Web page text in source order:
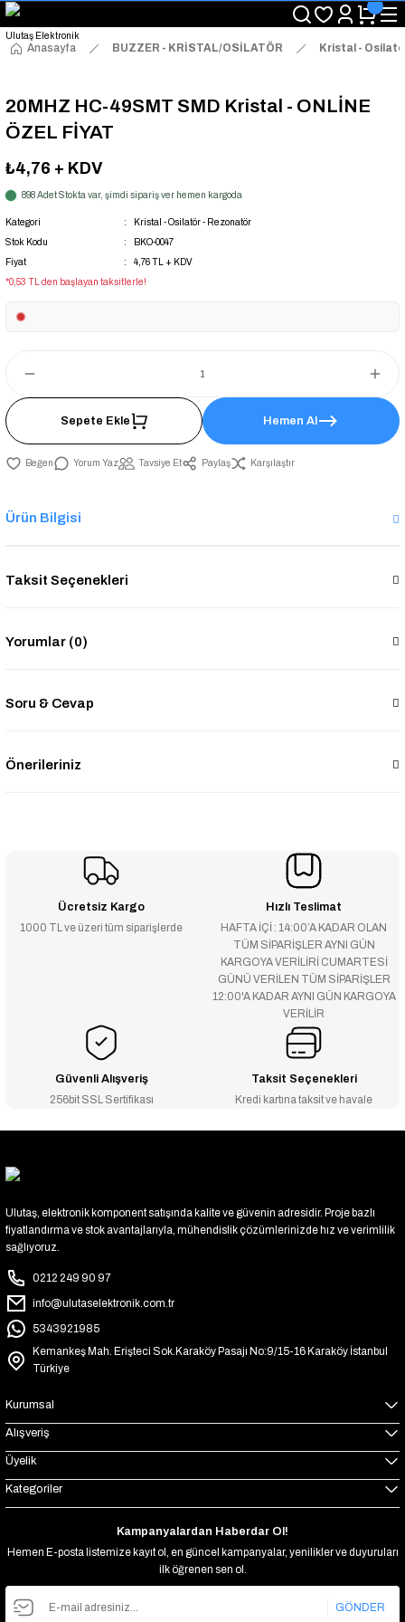
"Saat 14:00'a Kadar Verilen Siparişlerde Aynı Gün Kargo Avantajı!
"Binlerce Ürün Çeşitliliği ile Stoktan Hemen Teslim."
"Toptan Fiyatına Perakende Satış Avantajını Kaçırmayın!"
Anasayfa BUZZER - KRİSTAL/OSİLATÖR Kristal -
20MHZ HC-49SMT SMD Kristal - ONLİNE
ÖZEL FİYAT
₺4,76 + KDV
898 Adet Stokta var, şimdi sipariş ver hemen kargoda
Kategori
Kristal - Osilatör - Rezonatör
Stok Kodu
BKO-0047
Fiyat
4,76 TL + KDV
*0,53 TL den başlayan taksitlerle!
Sepete Ekle Hemen Al
Yorum Yaz Tavsiye Et Paylaş Karşılaştır
Ürün Bilgisi
Taksit Seçenekleri
Yorumlar (0)
Soru & Cevap
Önerileriniz
Ücretsiz Kargo
1000 TL ve üzeri tüm siparişlerde
Hızlı Teslimat
HAFTA İÇİ : 14:00’A KADAR OLAN
TÜM SİPARİŞLER AYNI GÜN
KARGOYA VERİLİRİ CUMARTESİ
GÜNÜ VERİLEN TÜM SİPARİŞLER
12:00'A KADAR AYNI GÜN KARGOYA
VERİLİR
Güvenli Alışveriş
256bit SSL Sertifikası
Taksit Seçenekleri
Kredi kartına taksit ve havale
Ulutaş, elektronik komponent satışında kalite ve güvenin adresidir. Proje bazlı
fiyatlandırma ve stok avantajlarıyla, mühendislik çözümlerinizde hız ve verimlilik
sağlıyoruz.
0212 249 90 97
info@ulutaselektronik.com.tr
5343921985
Kemankeş Mah. Erişteci Sok.Karaköy Pasajı No:9/15-16 Karaköy İstanbul
Türkiye
Kurumsal
Alışveriş
Üyelik
Kategoriler
Kampanyalardan Haberdar Ol!
Hemen E-posta listemize kayıt ol, en güncel kampanyalar, yenilikler ve duyuruları
ilk öğrenen sen ol.
GÖNDER